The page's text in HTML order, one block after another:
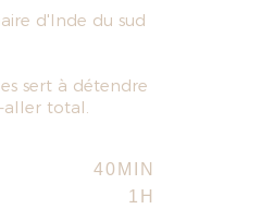
d'Inde du sud
sert à détendre
aller total.
40MIN
1H